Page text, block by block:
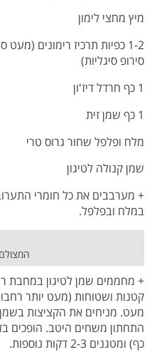
מיץ מחצי לימון
1-2 כפיות תרכיז רימונים
סירופ סיגליות)
1 כף חרדל דיז'ון
1 כף שמן זית
מלח ופלפל שחור גרוס טרי
שמן קנולה לטיגון
+ מערבבים את כל חומרי
במלח ובפלפל.
+ מחממים שמן לטיגון במחבת
קטנות ושטוחות (מעט יותר
התחתון משחים היטב. הופכים
כף) ומטגנים 2-3 דקות נוספות.